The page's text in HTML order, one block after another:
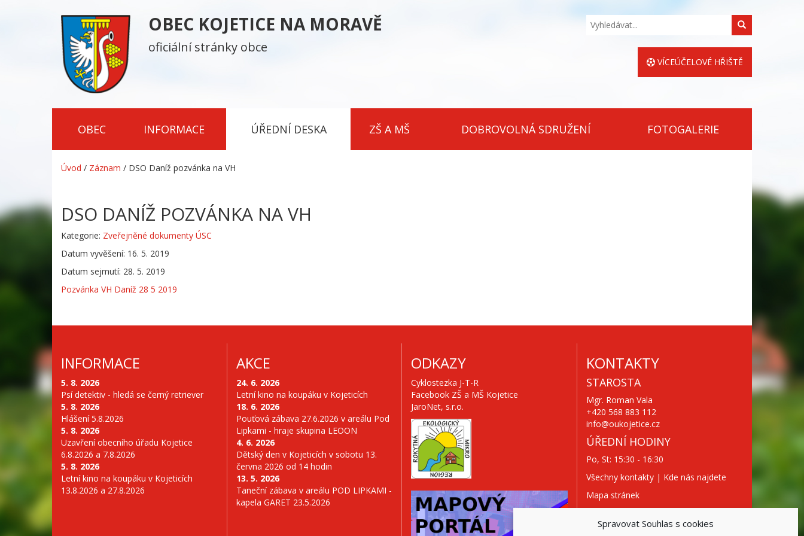
Spravovat Souhlas s cookies
OBEC KOJETICE NA MORAVĚ
oficiální stránky obce
Hledat
VÍCEÚČELOVÉ HŘIŠTĚ
OBEC INFORMACE ÚŘEDNÍ DESKA ZŠ A MŠ DOBROVOLNÁ SDRUŽENÍ FOTOGALERIE
Úvod / Záznam / DSO Daníž pozvánka na VH
DSO DANÍŽ POZVÁNKA NA VH
Kategorie: Zveřejněné dokumenty ÚSC
Datum vyvěšení: 16. 5. 2019
Datum sejmutí: 28. 5. 2019
Pozvánka VH Daníž 28 5 2019
INFORMACE
5. 8. 2026
Psí detektiv - hledá se černý retriever
5. 8. 2026
Hlášení 5.8.2026
5. 8. 2026
Uzavření obecního úřadu Kojetice
6.8.2026 a 7.8.2026
5. 8. 2026
Letní kino na koupáku v Kojeticích
13.8.2026 a 27.8.2026
AKCE
24. 6. 2026
Letní kino na koupáku v Kojeticích
18. 6. 2026
Pouťová zábava 27.6.2026 v areálu Pod
Lipkami - hraje skupina LEOON
4. 6. 2026
Dětský den v Kojeticích v sobotu 13.
června 2026 od 14 hodin
13. 5. 2026
Taneční zábava v areálu POD LIPKAMI -
kapela GARET 23.5.2026
ODKAZY
Cyklostezka J-T-R
Facebook ZŠ a MŠ Kojetice
JaroNet, s.r.o.
KONTAKTY
STAROSTA
Mgr. Roman Vala
+420 568 883 112
info@oukojetice.cz
ÚŘEDNÍ HODINY
Po, St: 15:30 - 16:30
Všechny kontakty | Kde nás najdete
Mapa stránek